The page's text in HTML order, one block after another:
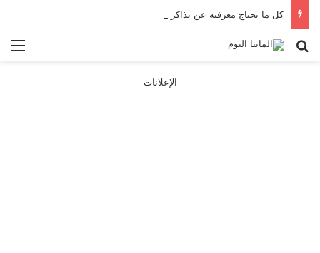
كل ما تحتاج معرفته عن تذاكر ووسائل النقل في باريس 2025
بحث عن
الإعلانات